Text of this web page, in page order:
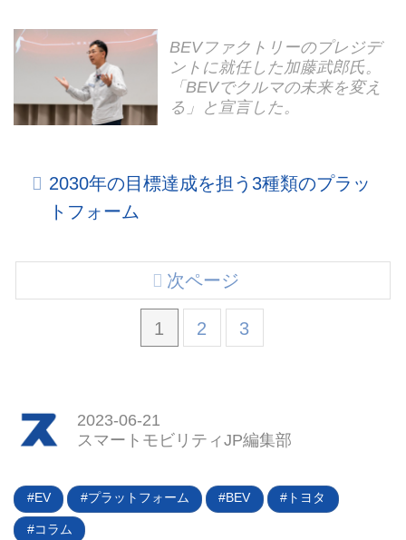
BEVファクトリーのプレジデ
ントに就任した加藤武郎氏。
「BEVでクルマの未来を変え
る」と宣言した。
2030年の目標達成を担う3種類のプラッ
トフォーム
1 2 3
次ページ
2023-06-21
スマートモビリティJP編集部
EV プラットフォーム BEV トヨタ
コラム